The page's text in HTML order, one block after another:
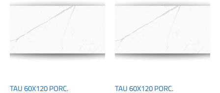
TAU 60X120 PORC. TAU 60X120 PORC.